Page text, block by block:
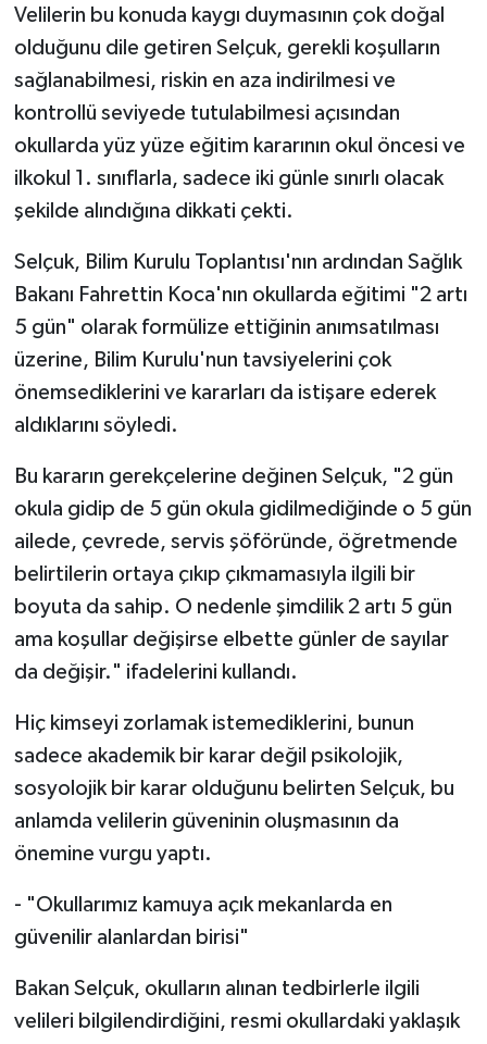
Velilerin bu konuda kaygı duymasının çok doğal
olduğunu dile getiren Selçuk, gerekli koşulların
sağlanabilmesi, riskin en aza indirilmesi ve
kontrollü seviyede tutulabilmesi açısından
okullarda yüz yüze eğitim kararının okul öncesi ve
ilkokul 1. sınıflarla, sadece iki günle sınırlı olacak
şekilde alındığına dikkati çekti.
Selçuk, Bilim Kurulu Toplantısı'nın ardından Sağlık
Bakanı Fahrettin Koca'nın okullarda eğitimi "2 artı
5 gün" olarak formülize ettiğinin anımsatılması
üzerine, Bilim Kurulu'nun tavsiyelerini çok
önemsediklerini ve kararları da istişare ederek
aldıklarını söyledi.
Bu kararın gerekçelerine değinen Selçuk, "2 gün
okula gidip de 5 gün okula gidilmediğinde o 5 gün
ailede, çevrede, servis şöföründe, öğretmende
belirtilerin ortaya çıkıp çıkmamasıyla ilgili bir
boyuta da sahip. O nedenle şimdilik 2 artı 5 gün
ama koşullar değişirse elbette günler de sayılar
da değişir." ifadelerini kullandı.
Hiç kimseyi zorlamak istemediklerini, bunun
sadece akademik bir karar değil psikolojik,
sosyolojik bir karar olduğunu belirten Selçuk, bu
anlamda velilerin güveninin oluşmasının da
önemine vurgu yaptı.
- "Okullarımız kamuya açık mekanlarda en
güvenilir alanlardan birisi"
Bakan Selçuk, okulların alınan tedbirlerle ilgili
velileri bilgilendirdiğini, resmi okullardaki yaklaşık